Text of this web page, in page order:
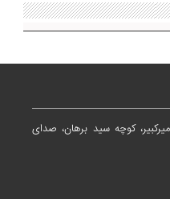
کوچه سید برهان، صدای